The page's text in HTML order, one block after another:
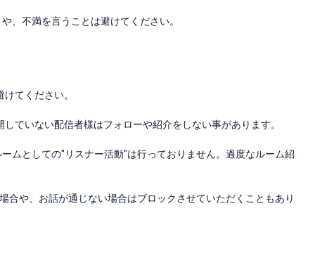
、不満を言うことは避けてください。
てください。
ていない配信者様はフォローや紹介をしない事があります。
ムとしての"リスナー活動"は行っておりません。過度なルーム紹
や、お話が通じない場合はブロックさせていただくこともあり